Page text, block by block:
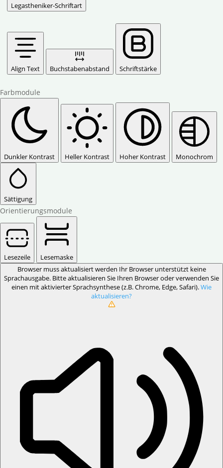
Legastheniker-Schriftart
Align Text Buchstabenabstand Schriftstärke
Farbmodule
Dunkler Kontrast Heller Kontrast Hoher Kontrast Monochrom
Sättigung
Orientierungsmodule
Lesezeile
Lesemaske
Browser muss aktualisiert werden Ihr Browser unterstützt keine
Sprachausgabe. Bitte aktualisieren Sie Ihren Browser oder verwenden Sie
einen mit aktivierter Sprachsynthese (z.B. Chrome, Edge, Safari).Wie
aktualisieren?